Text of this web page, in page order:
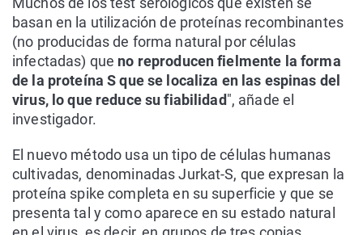
basan en la utilización de proteínas recombinantes
(no producidas de forma natural por células
infectadas) que no reproducen fielmente la forma
de la proteína S que se localiza en las espinas del
virus, lo que reduce su fiabilidad", añade el
investigador.
El nuevo método usa un tipo de células humanas
cultivadas, denominadas Jurkat-S, que expresan la
proteína spike completa en su superficie y que se
presenta tal y como aparece en su estado natural